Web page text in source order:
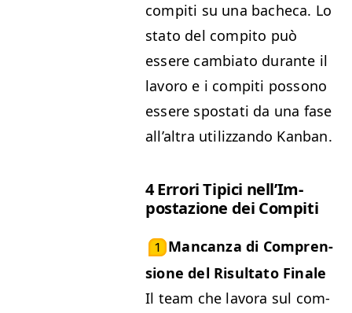
com­pi­ti su una bacheca. Lo
sta­to del com­pi­to può
essere cam­bi­a­to durante il
lavoro e i com­pi­ti pos­sono
essere spo­sta­ti da una fase
all’al­tra uti­liz­zan­do Kanban.
4 Errori Tipi­ci nel­l’Im­
postazione dei Compiti
1
Man­can­za di Com­pren­
sione del Risul­ta­to Finale
Il team che lavo­ra sul com­